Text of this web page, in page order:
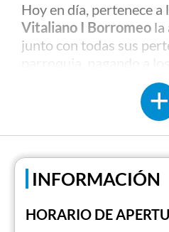
Hoy en día, pertenece a
Vitaliano I Borromeo la
junto con todas sus
de Verbano, la suma de
Construida en el siglo
cinco edificios
diferentes momentos.
del Castellano, con
ofrece una vista de 360
Maggiore y las cumbres
la cima. ElAla Scaligera
INFORMACIÓN
HORARIO DE